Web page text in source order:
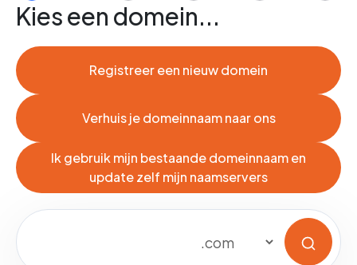
Kies een domein...
Registreer een nieuw domein
Verhuis je domeinnaam naar ons
Ik gebruik mijn bestaande domeinnaam en
update zelf mijn naamservers